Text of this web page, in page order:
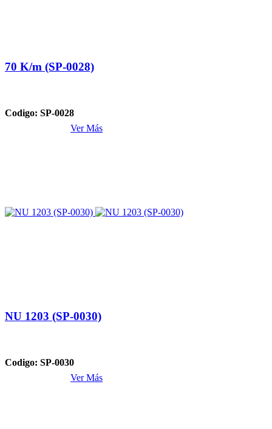
70 K/m (SP-0028)
Codigo: SP-0028
Ver Más
NU 1203 (SP-0030)
Codigo: SP-0030
Ver Más